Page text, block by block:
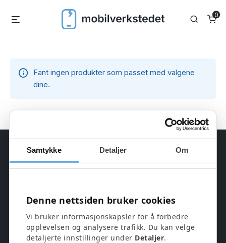
Samtykke Detaljer Om
Denne nettsiden bruker cookies
Vi bruker informasjonskapsler for å forbedre
opplevelsen og analysere trafikk. Du kan velge
detaljerte innstillinger under Detaljer.
Search
0
Fant ingen produkter som passet med valgene
dine.
Uavhengig verksted og nettbutikk for
mobilreparasjon, brukte enheter, deler og
tilbehør. 12 måneders garanti på alt.